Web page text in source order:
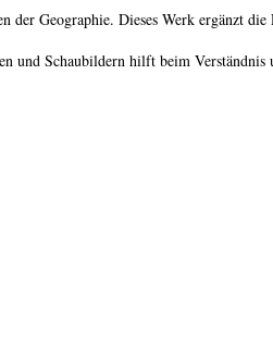
der Geographie. Dieses Werk ergänzt
und Schaubildern hilft beim